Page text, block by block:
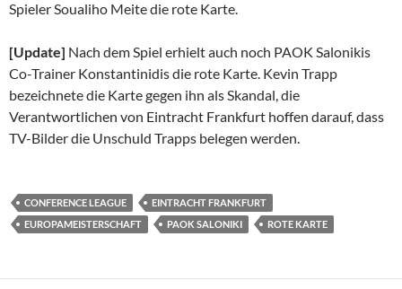
Spieler Soualiho Meite die rote Karte.
[Update] Nach dem Spiel erhielt auch noch PAOK Salonikis
Co-Trainer Konstantinidis die rote Karte. Kevin Trapp
bezeichnete die Karte gegen ihn als Skandal, die
Verantwortlichen von Eintracht Frankfurt hoffen darauf, dass
TV-Bilder die Unschuld Trapps belegen werden.
CONFERENCE LEAGUE
EINTRACHT FRANKFURT
EUROPAMEISTERSCHAFT
PAOK SALONIKI ROTE KARTE